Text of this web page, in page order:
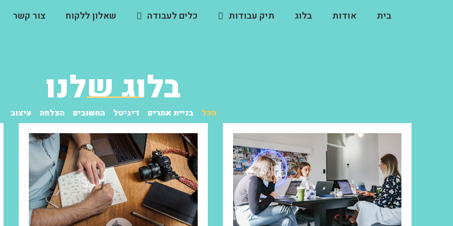
בית אודות בלוג תיק עבודות כלים לעבודה שאלון ללקוח צור קשר
בלוג שלנו
בניית אתרים דיגיטל החשובים הצלחה עיצוב הכל